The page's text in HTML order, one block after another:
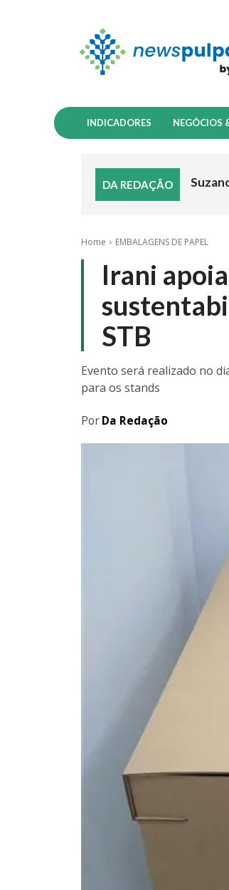
INDICADORES NEGÓCIOS
DA REDAÇÃO
Home EMBALAGENS DE PAPEL
Irani
STB
Evento será realizado no
para os stands
PorDa Redação